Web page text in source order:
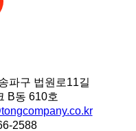
파구 법원로11길
B동 610호
2588